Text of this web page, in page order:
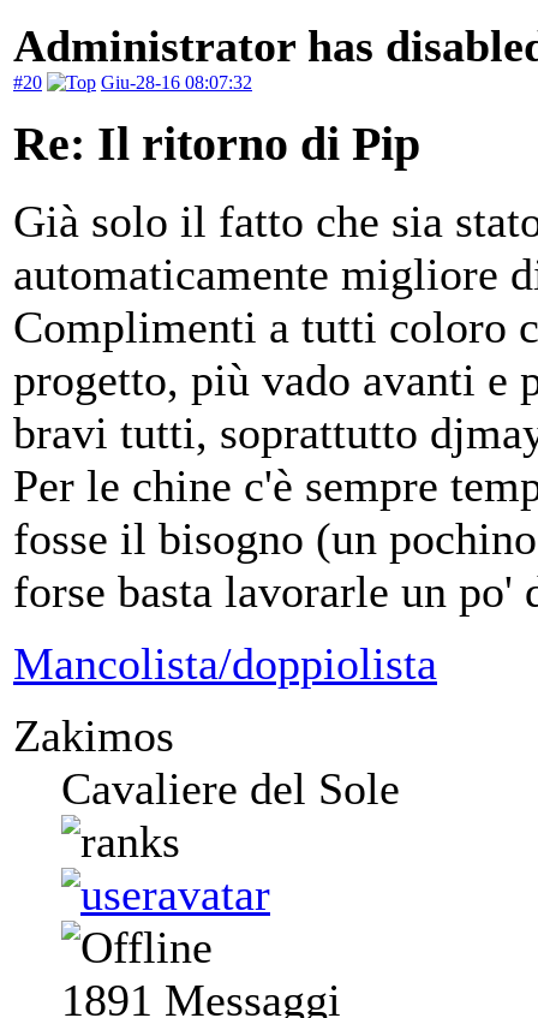
Administrator has
#20 Giu-28-16 08:07:32
Re: Il ritorno di Pip
Già solo il fatto che sia
automaticamente
Complimenti a tutti coloro
progetto, più vado avanti e
bravi tutti, soprattutto
Per le chine c'è sempre
fosse il bisogno (un
forse basta lavorarle un
Mancolista/doppiolista
Zakimos
Cavaliere del Sole
1891 Messaggi